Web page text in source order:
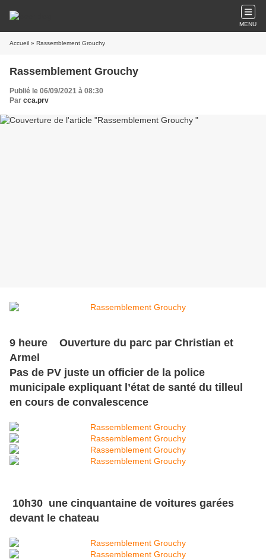
MENU
Accueil » Rassemblement Grouchy
Rassemblement Grouchy
Publié le 06/09/2021 à 08:30
Par cca.prv
9 heure Ouverture du parc par Christian et
Armel
Pas de PV juste un officier de la police
municipale expliquant l’état de santé du tilleul
en cours de convalescence
10h30 une cinquantaine de voitures garées
devant le chateau